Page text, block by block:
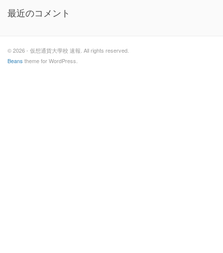
最近のコメント
© 2026 - 仮想通貨大學校 速報. All rights reserved.
Beans theme for WordPress.